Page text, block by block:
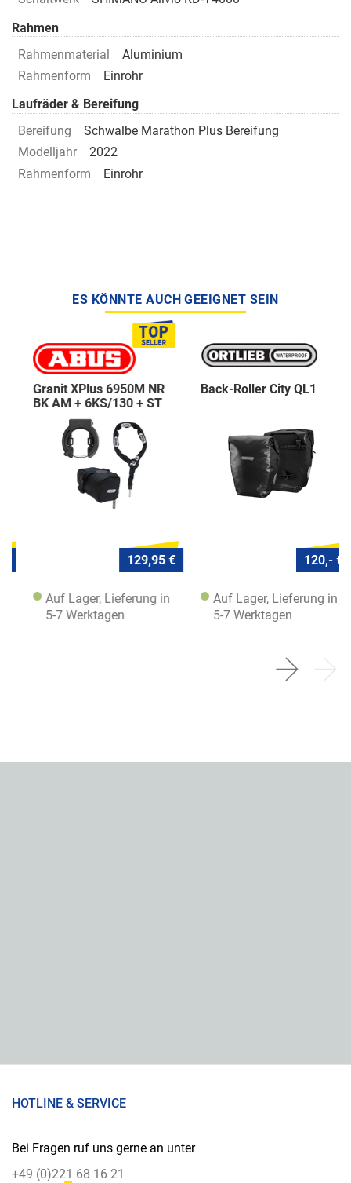
Rahmen
Rahmenmaterial
Aluminium
Rahmenform
Einrohr
Laufräder & Bereifung
Bereifung
Schwalbe Marathon Plus Bereifung
Modelljahr
2022
Rahmenform
Einrohr
ES KÖNNTE AUCH GEEIGNET SEIN
Granit XPlus 6950M NR
BK AM + 6KS/130 + ST
129,95 €
Auf Lager, Lieferung in
5-7 Werktagen
Back-Roller City QL1
120,- €
Auf Lager, Lieferung in
5-7 Werktagen
HOTLINE & SERVICE
Bei Fragen ruf uns gerne an unter
+49 (0)221 68 16 21